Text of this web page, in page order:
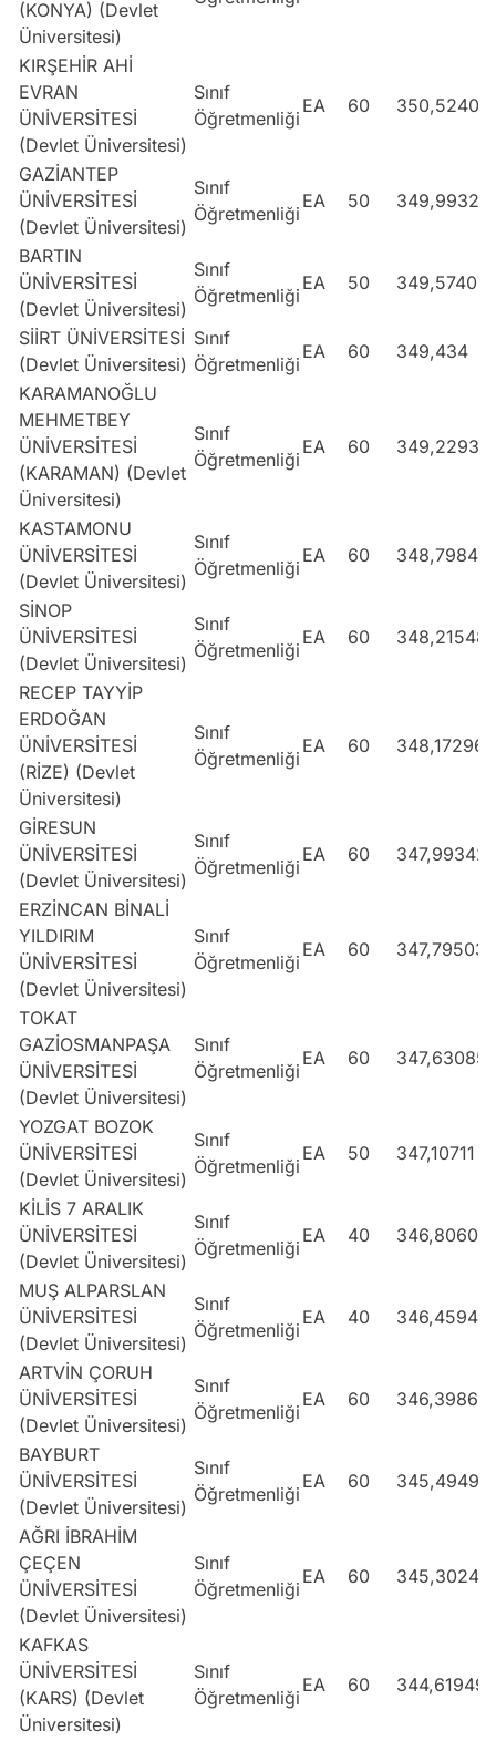
(KONYA) (Devlet
Üniversitesi)
KIRŞEHİR AHİ
EVRAN
ÜNİVERSİTESİ
(Devlet Üniversitesi)
Sınıf
Öğretmenliği
EA 60 350,52405
GAZİANTEP
ÜNİVERSİTESİ
(Devlet Üniversitesi)
Sınıf
Öğretmenliği
EA 50 349,99326
BARTIN
ÜNİVERSİTESİ
(Devlet Üniversitesi)
Sınıf
Öğretmenliği
EA 50 349,57407
SİİRT ÜNİVERSİTESİ
(Devlet Üniversitesi)
Sınıf
Öğretmenliği
EA 60 349,434
KARAMANOĞLU
MEHMETBEY
ÜNİVERSİTESİ
(KARAMAN) (Devlet
Üniversitesi)
Sınıf
Öğretmenliği
EA 60 349,22933
KASTAMONU
ÜNİVERSİTESİ
(Devlet Üniversitesi)
Sınıf
Öğretmenliği
EA 60 348,79844
SİNOP
ÜNİVERSİTESİ
(Devlet Üniversitesi)
Sınıf
Öğretmenliği
EA 60 348,21548
RECEP TAYYİP
ERDOĞAN
ÜNİVERSİTESİ
(RİZE) (Devlet
Üniversitesi)
Sınıf
Öğretmenliği
EA 60 348,17296
GİRESUN
ÜNİVERSİTESİ
(Devlet Üniversitesi)
Sınıf
Öğretmenliği
EA 60 347,99342
ERZİNCAN BİNALİ
YILDIRIM
ÜNİVERSİTESİ
(Devlet Üniversitesi)
Sınıf
Öğretmenliği
EA 60 347,79503
TOKAT
GAZİOSMANPAŞA
ÜNİVERSİTESİ
(Devlet Üniversitesi)
Sınıf
Öğretmenliği
EA 60 347,63085
YOZGAT BOZOK
ÜNİVERSİTESİ
(Devlet Üniversitesi)
Sınıf
Öğretmenliği
EA 50 347,10711
KİLİS 7 ARALIK
ÜNİVERSİTESİ
(Devlet Üniversitesi)
Sınıf
Öğretmenliği
EA 40 346,80608
MUŞ ALPARSLAN
ÜNİVERSİTESİ
(Devlet Üniversitesi)
Sınıf
Öğretmenliği
EA 40 346,4594
ARTVİN ÇORUH
ÜNİVERSİTESİ
(Devlet Üniversitesi)
Sınıf
Öğretmenliği
EA 60 346,39867
BAYBURT
ÜNİVERSİTESİ
(Devlet Üniversitesi)
Sınıf
Öğretmenliği
EA 60 345,49496
AĞRI İBRAHİM
ÇEÇEN
ÜNİVERSİTESİ
(Devlet Üniversitesi)
Sınıf
Öğretmenliği
EA 60 345,30249
KAFKAS
ÜNİVERSİTESİ
(KARS) (Devlet
Üniversitesi)
Sınıf
Öğretmenliği
EA 60 344,61949